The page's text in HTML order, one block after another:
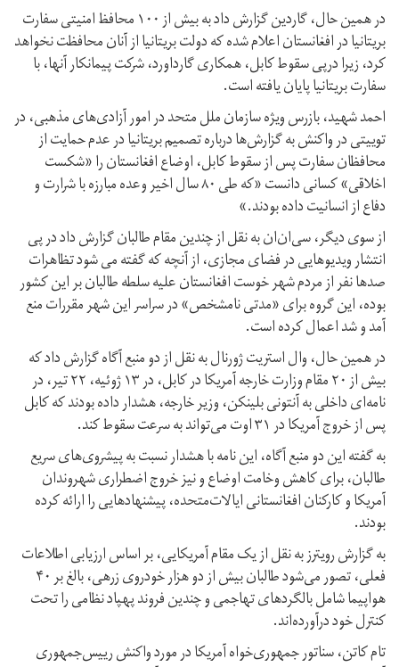
در همین حال، گاردین گزارش داد به بیش از ۱۰۰ محافظ امنیتی سفارت
بریتانیا در افغانستان اعلام شده که دولت بریتانیا از آنان محافظت نخواهد
کرد، زیرا درپی سقوط کابل، همکاری گارداورد، شرکت پیمانکار آنها، با
سفارت بریتانیا پایان یافته است.
احمد شهید،‌ بازرس ویژه سازمان ملل متحد در امور آزادی‌های مذهبی، در
توییتی در واکنش به گزارش‌ها درباره تصمیم بریتانیا در عدم حمایت از
محافظان سفارت پس از سقوط کابل، اوضاع افغانستان را «شکست
اخلاقی» کسانی دانست «که طی ۸۰ سال اخیر وعده مبارزه با شرارت و
دفاع از انسانیت داده بودند.»
از سوی دیگر، سی‌ان‌ان به نقل از چندین مقام طالبان گزارش داد در پی
انتشار ویدیوهایی در فضای مجازی، از آنچه که گفته می شود تظاهرات
صدها نفر از مردم شهر خوست افغانستان علیه سلطه طالبان بر این کشور
بوده، این گروه برای «مدتی نامشخص» در سراسر این شهر مقررات منع
آمد و شد اعمال کرده است.
در همین حال، وال استریت ژورنال به نقل از دو منبع آگاه گزارش داد که
بیش از ۲۰ مقام وزارت خارجه آمریکا در کابل، در ۱۳ ژوئیه، ۲۲ تیر، در
نامه‌ای داخلی به آنتونی بلینکن، وزیر خارجه، هشدار داده بودند که کابل
پس از خروج آمریکا در ۳۱ اوت می‌تواند به سرعت سقوط کند.
به گفته این دو منبع آگاه، این نامه با هشدار نسبت به پیشروی‌های سریع
طالبان، برای کاهش وخامت اوضاع و نیز خروج اضطراری شهروندان
آمریکا و کارکنان افغانستانی ایالات‌متحده، پیشنهادهایی را ارائه کرده
بودند.
به گزارش رویترز به نقل از یک مقام‌ آمریکایی، بر اساس ارزیابی اطلاعات
فعلی، تصور می‌شود طالبان بیش از دو هزار خودروی زرهی، بالغ بر ۴۰
هواپیما شامل بالگردهای تهاجمی و چندین فروند پهپاد‌ نظامی را تحت
کنترل خود درآورده‌اند.
تام کاتن، سناتور جمهوری‌خواه آمریکا در مورد واکنش رییس‌جمهوری